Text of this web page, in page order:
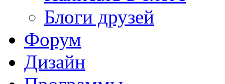
Блоги друзей
Форум
Дизайн